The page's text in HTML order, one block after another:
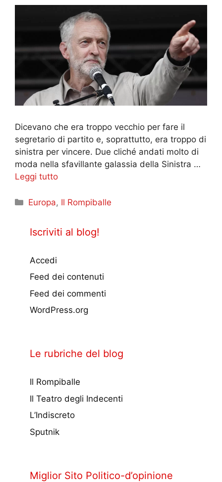
Dicevano che era troppo vecchio per fare il
segretario di partito e, soprattutto, era troppo di
sinistra per vincere. Due cliché andati molto di
moda nella sfavillante galassia della Sinistra …
Leggi tutto
Categorie
Europa, Il Rompiballe
Iscriviti al blog!
Accedi
Feed dei contenuti
Feed dei commenti
WordPress.org
Le rubriche del blog
Il Rompiballe
Il Teatro degli Indecenti
L’Indiscreto
Sputnik
Miglior Sito Politico-d’opinione